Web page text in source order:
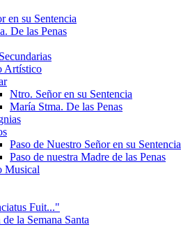
en su Sentencia
De las Penas
Artístico
Ntro. Señor en su Sentencia
María Stma. De las Penas
Paso de Nuestro Señor en su Sentencia
Paso de nuestra Madre de las Penas
Musical
Fuit..."
la Semana Santa